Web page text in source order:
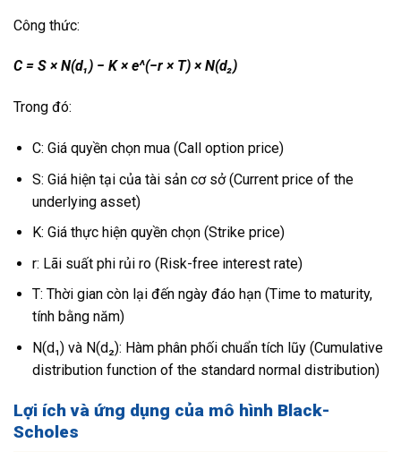
Công thức:
C = S × N(d₁) − K × e^(−r × T) × N(d₂)
Trong đó:
C: Giá quyền chọn mua (Call option price)
S: Giá hiện tại của tài sản cơ sở (Current price of the
underlying asset)
K: Giá thực hiện quyền chọn (Strike price)
r: Lãi suất phi rủi ro (Risk-free interest rate)
T: Thời gian còn lại đến ngày đáo hạn (Time to maturity,
tính bằng năm)
N(d₁) và N(d₂): Hàm phân phối chuẩn tích lũy (Cumulative
distribution function of the standard normal distribution)
Lợi ích và ứng dụng của mô hình Black-
Scholes